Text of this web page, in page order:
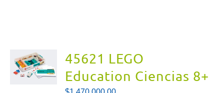
45621 LEGO
Education Ciencias 8+